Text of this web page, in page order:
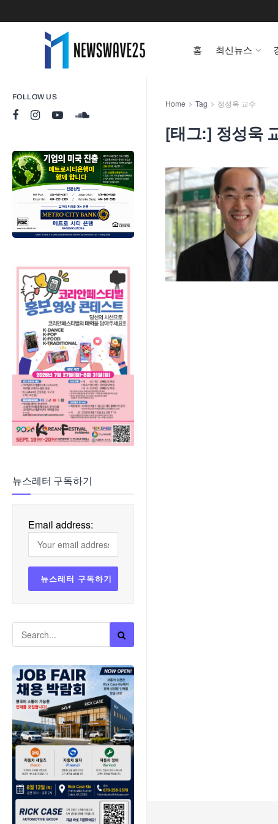
FOLLOW US
뉴스레터 구독하기
Email address:
홈 최신뉴스
Home Tag 정성욱 교수
[태그:] 정성욱